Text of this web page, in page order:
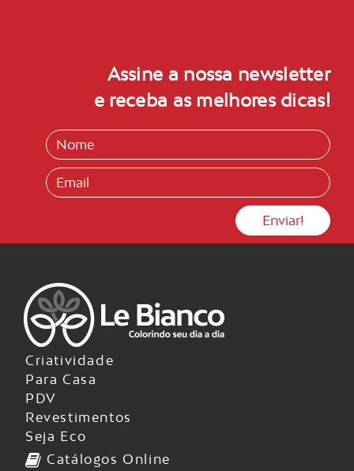
Assine a nossa newsletter
e receba as melhores dicas!
Criatividade
Para Casa
PDV
Revestimentos
Seja Eco
Catálogos Online